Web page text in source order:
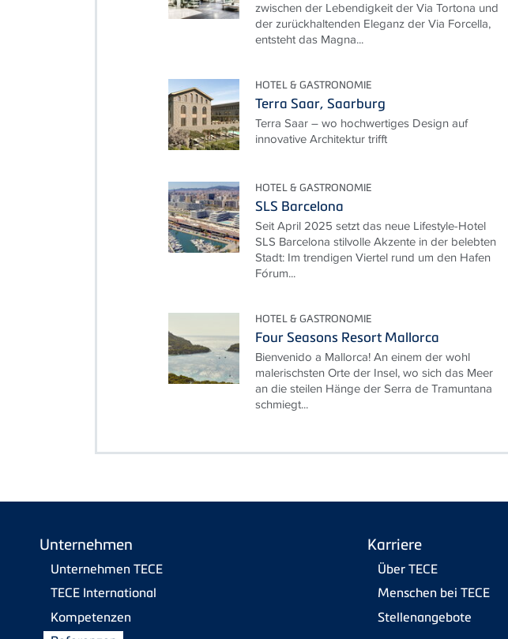
zwischen der Lebendigkeit der Via Tortona und
der zurückhaltenden Eleganz der Via Forcella,
entsteht das Magna...
HOTEL & GASTRONOMIE
Terra Saar, Saarburg
Terra Saar – wo hochwertiges Design auf
innovative Architektur trifft
HOTEL & GASTRONOMIE
SLS Barcelona
Seit April 2025 setzt das neue Lifestyle-Hotel
SLS Barcelona stilvolle Akzente in der belebten
Stadt: Im trendigen Viertel rund um den Hafen
Fórum...
HOTEL & GASTRONOMIE
Four Seasons Resort Mallorca
Bienvenido a Mallorca! An einem der wohl
malerischsten Orte der Insel, wo sich das Meer
an die steilen Hänge der Serra de Tramuntana
schmiegt...
Unternehmen
Unternehmen TECE
TECE International
Kompetenzen
Karriere
Über TECE
Menschen bei TECE
Stellenangebote